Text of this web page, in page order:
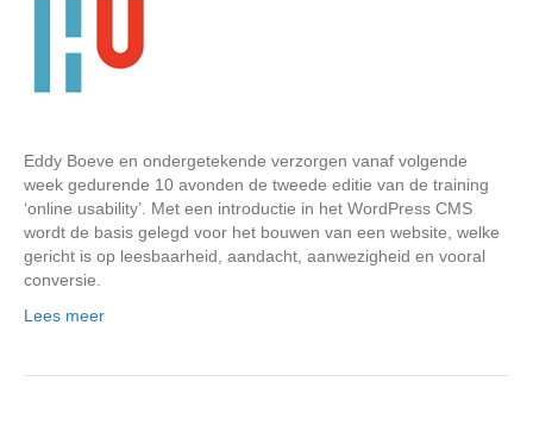
Eddy Boeve en ondergetekende verzorgen vanaf volgende
week gedurende 10 avonden de tweede editie van de training
‘online usability’. Met een introductie in het WordPress CMS
wordt de basis gelegd voor het bouwen van een website, welke
gericht is op leesbaarheid, aandacht, aanwezigheid en vooral
conversie.
Lees meer